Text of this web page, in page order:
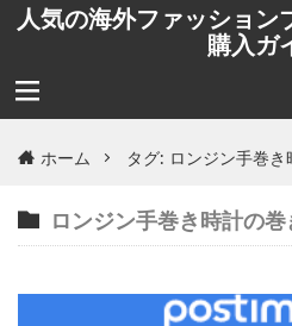
人気の海外ファッション
購入ガ
ホーム タグ: ロンジン手巻
ロンジン手巻き時計の